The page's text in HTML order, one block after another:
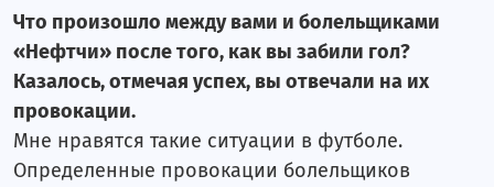
Что произошло между вами и болельщиками
«Нефтчи» после того, как вы забили гол?
Казалось, отмечая успех, вы отвечали на их
провокации.
Мне нравятся такие ситуации в футболе.
Определенные провокации болельщиков